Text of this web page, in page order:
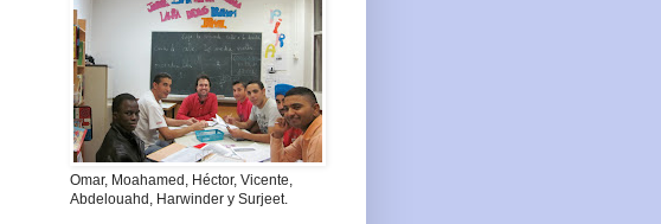
Omar, Moahamed, Héctor, Vicente,
Abdelouahd, Harwinder y Surjeet.